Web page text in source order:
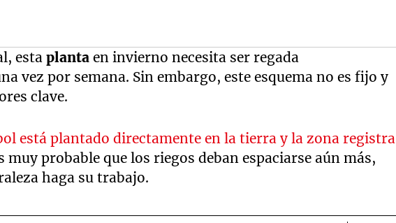
estaplantaen invierno necesita ser regada
vez por semana. Sin embargo, este esquema no es fijo y
clave.
está plantado directamente en la tierra y la zona registra
muy probable que los riegos deban espaciarse aún más,
haga su trabajo.